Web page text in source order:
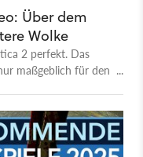
Über dem
Wolke
2 perfekt. Das
maßgeblich für den
vielleicht sogar als
sollte jetzt
aufhörte. Diesmal